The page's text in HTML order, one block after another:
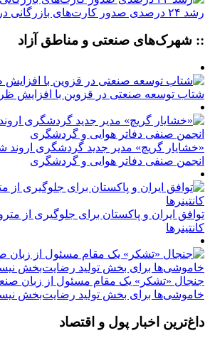
رشد ۲۴ درصدی صدور کارت‌های بازرگانی در گرگان
:: شهرک‌های صنعتی و مناطق آزاد
شتاب توسعه صنعتی در قزوین با افزایش
«خشایار گریچ» مدیر جدید گردشگری
انجمن صنفی دفاتر هوایی و گردشگری
توافق ایران و پاکستان برای جلوگیری از
کانتینرها
جنجال «تشکر» یک مقام مسئول از زبان
خاموشی‌ها برای بخش تولید رضایت‌بخش
داغ‌ترین اخبار پول و اقتصاد